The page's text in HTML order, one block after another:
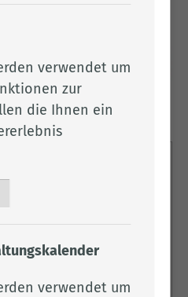
der
verwendet um
zur
die Ihnen ein
verwendet um